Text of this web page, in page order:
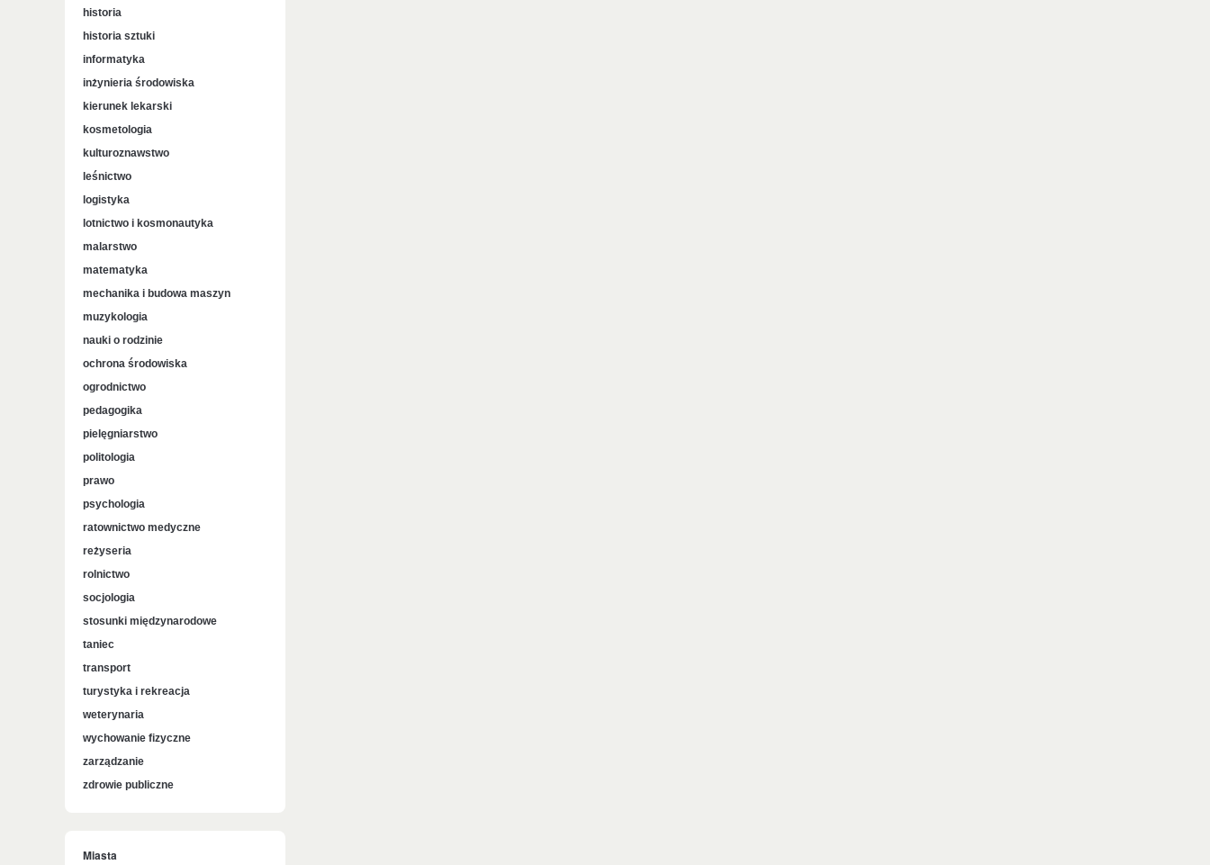
historia
historia sztuki
informatyka
inżynieria środowiska
kierunek lekarski
kosmetologia
kulturoznawstwo
leśnictwo
logistyka
lotnictwo i kosmonautyka
malarstwo
matematyka
mechanika i budowa maszyn
muzykologia
nauki o rodzinie
ochrona środowiska
ogrodnictwo
pedagogika
pielęgniarstwo
politologia
prawo
psychologia
ratownictwo medyczne
reżyseria
rolnictwo
socjologia
stosunki międzynarodowe
taniec
transport
turystyka i rekreacja
weterynaria
wychowanie fizyczne
zarządzanie
zdrowie publiczne
Miasta